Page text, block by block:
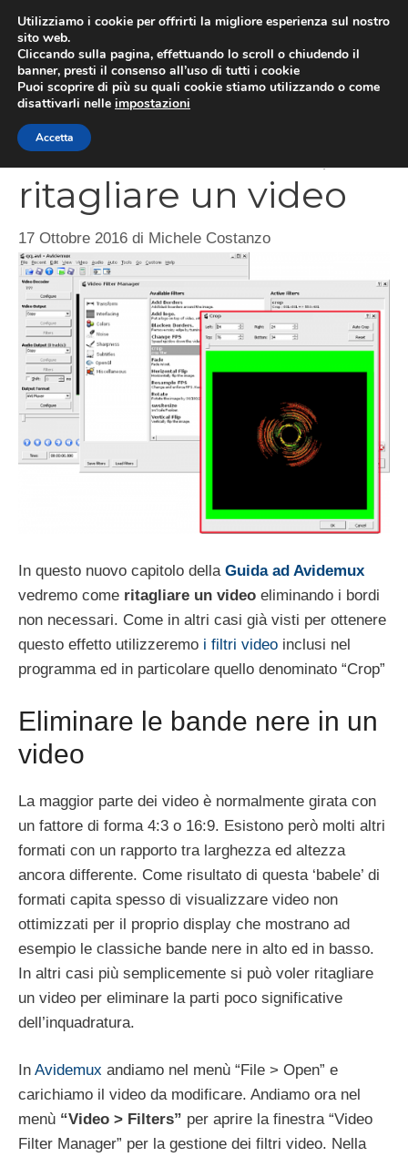
contenuto
Guida Avidemux,
ritagliare un video
17 Ottobre 2016 di Michele Costanzo
In questo nuovo capitolo della Guida ad Avidemux
vedremo come ritagliare un video eliminando i bordi
non necessari. Come in altri casi già visti per ottenere
questo effetto utilizzeremo i filtri video inclusi nel
programma ed in particolare quello denominato “Crop”
Eliminare le bande nere in un
video
La maggior parte dei video è normalmente girata con
un fattore di forma 4:3 o 16:9. Esistono però molti altri
formati con un rapporto tra larghezza ed altezza
ancora differente. Come risultato di questa ‘babele’ di
formati capita spesso di visualizzare video non
ottimizzati per il proprio display che mostrano ad
esempio le classiche bande nere in alto ed in basso.
In altri casi più semplicemente si può voler ritagliare
un video per eliminare la parti poco significative
dell’inquadratura.
In Avidemux andiamo nel menù “File > Open” e
carichiamo il video da modificare. Andiamo ora nel
menù “Video > Filters” per aprire la finestra “Video
Filter Manager” per la gestione dei filtri video. Nella
Utilizziamo i cookie per offrirti la migliore esperienza sul nostro
sito web.
Cliccando sulla pagina, effettuando lo scroll o chiudendo il
banner, presti il consenso all’uso di tutti i cookie
Puoi scoprire di più su quali cookie stiamo utilizzando o come
disattivarli nelle impostazioni
Accetta